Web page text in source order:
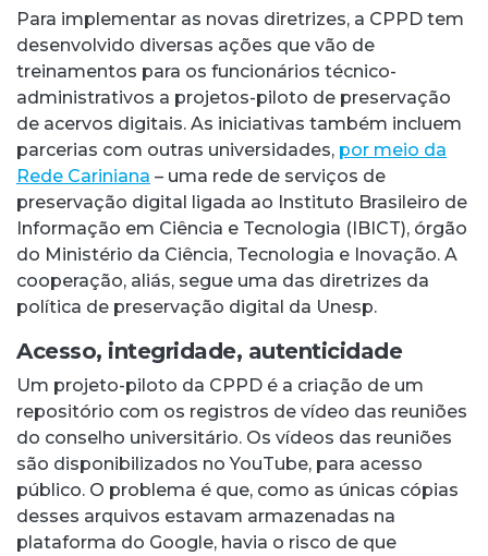
Para implementar as novas diretrizes, a CPPD tem
desenvolvido diversas ações que vão de
treinamentos para os funcionários técnico-
administrativos a projetos-piloto de preservação
de acervos digitais. As iniciativas também incluem
parcerias com outras universidades, por meio da
Rede Cariniana – uma rede de serviços de
preservação digital ligada ao Instituto Brasileiro de
Informação em Ciência e Tecnologia (IBICT), órgão
do Ministério da Ciência, Tecnologia e Inovação. A
cooperação, aliás, segue uma das diretrizes da
política de preservação digital da Unesp.
Acesso, integridade, autenticidade
Um projeto-piloto da CPPD é a criação de um
repositório com os registros de vídeo das reuniões
do conselho universitário. Os vídeos das reuniões
são disponibilizados no YouTube, para acesso
público. O problema é que, como as únicas cópias
desses arquivos estavam armazenadas na
plataforma do Google, havia o risco de que